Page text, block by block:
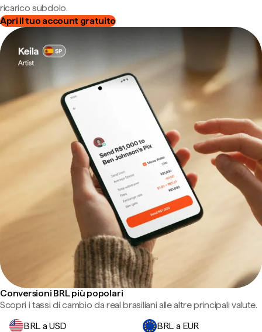
ricarico subdolo.
Apri il tuo account gratuito
Conversioni BRL più popolari
Scopri i tassi di cambio da real brasiliani alle altre principali valute.
BRL a USD
BRL a EUR